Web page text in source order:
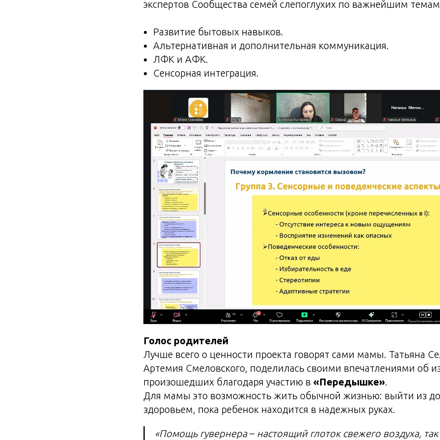
экспертов Сообщества семей слепоглухих по важнейшим
Развитие бытовых навыков.
Альтернативная и дополнительная коммуникация.
ЛФК и АФК.
Сенсорная интеграция.
Голос родителей
Лучше всего о ценности проекта говорят сами мамы. Татьяна
Артемия Смеловского, поделилась своими впечатлениями об
произошедших благодаря участию в «Передышке».
Для мамы это возможность жить обычной жизнью: выйти из
здоровьем, пока ребенок находится в надежных руках.
«Помощь гувернера– настоящий глоток свежего воздуха,